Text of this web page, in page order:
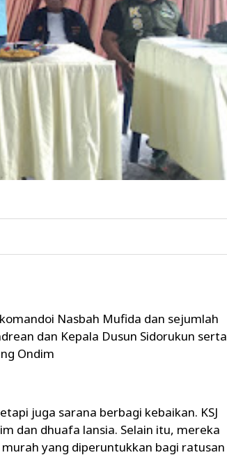
Nasbah Mufida dan sejumlah
dan Kepala Dusun Sidorukun serta
Ondim
juga sarana berbagi kebaikan. KSJ
dan dhuafa lansia. Selain itu, mereka
yang diperuntukkan bagi ratusan